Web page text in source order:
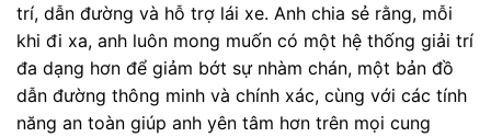
trí, dẫn đường và hỗ trợ lái xe. Anh chia sẻ rằng, mỗi
khi đi xa, anh luôn mong muốn có một hệ thống giải trí
đa dạng hơn để giảm bớt sự nhàm chán, một bản đồ
dẫn đường thông minh và chính xác, cùng với các tính
năng an toàn giúp anh yên tâm hơn trên mọi cung